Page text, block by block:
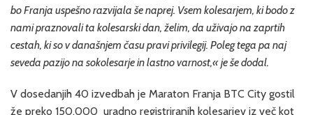
bo Franja uspešno razvijala še naprej. Vsem kolesarjem, ki bodo z
nami praznovali ta kolesarski dan, želim, da uživajo na zaprtih
cestah, ki so v današnjem času pravi privilegij. Poleg tega pa naj
seveda pazijo na sokolesarje in lastno varnost,« je še dodal.
V dosedanjih 40 izvedbah je Maraton Franja BTC City gostil
že preko 150.000 uradno registriranih kolesarjev iz več kot